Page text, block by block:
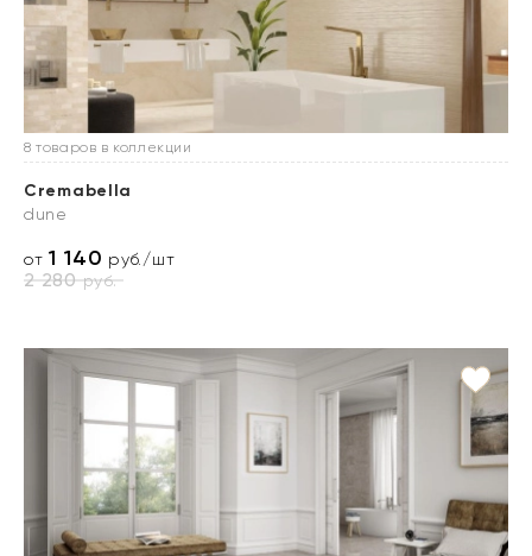
8 товаров в коллекции
Cremabella
dune
от1 140 руб./шт
2 280руб.